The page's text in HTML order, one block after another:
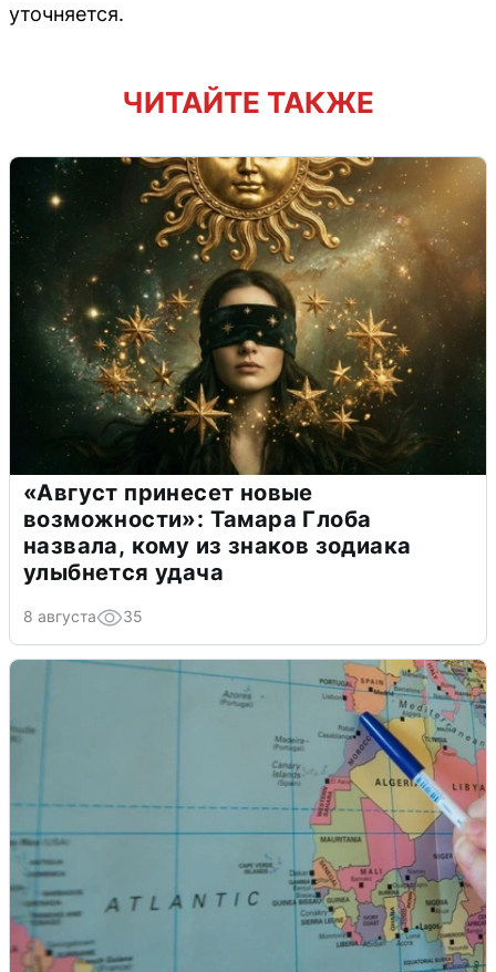
уточняется.
ЧИТАЙТЕ ТАКЖЕ
«Август принесет новые
возможности»: Тамара Глоба
назвала, кому из знаков зодиака
улыбнется удача
8 августа 35